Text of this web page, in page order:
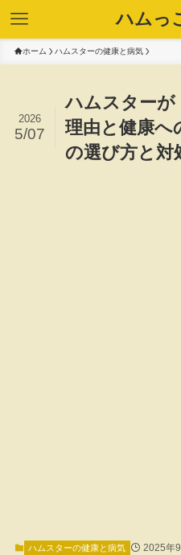
ハムっ
ホーム ハムスターの健康と病気
ハムスターが
理由と健康へ
の選び方と対
2026
5/07
ハムスターの健康と病気 2025年